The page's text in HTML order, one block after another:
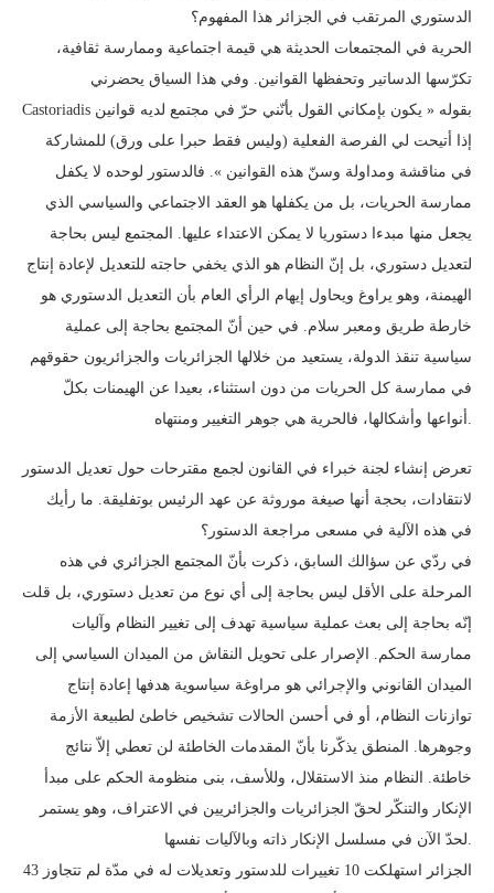
الدستوري المرتقب في الجزائر هذا المفهوم؟
الحرية في المجتمعات الحديثة هي قيمة اجتماعية وممارسة ثقافية،
تكرّسها الدساتير وتحفظها القوانين. وفي هذا السياق يحضرني
Castoriadis بقوله « يكون بإمكاني القول بأنّني حرّ في مجتمع لديه قوانين
إذا أتيحت لي الفرصة الفعلية (وليس فقط حبرا على ورق) للمشاركة
في مناقشة ومداولة وسنّ هذه القوانين ». فالدستور لوحده لا يكفل
ممارسة الحريات، بل من يكفلها هو العقد الاجتماعي والسياسي الذي
يجعل منها مبدءا دستوريا لا يمكن الاعتداء عليها. المجتمع ليس بحاجة
لتعديل دستوري، بل إنّ النظام هو الذي يخفي حاجته للتعديل لإعادة إنتاج
الهيمنة، وهو يراوغ ويحاول إيهام الرأي العام بأن التعديل الدستوري هو
خارطة طريق ومعبر سلام. في حين أنّ المجتمع بحاجة إلى عملية
سياسية تنقذ الدولة، يستعيد من خلالها الجزائريات والجزائريون حقوقهم
في ممارسة كل الحريات من دون استثناء، بعيدا عن الهيمنات بكلّ
أنواعها وأشكالها، فالحرية هي جوهر التغيير ومنتهاه.
تعرض إنشاء لجنة خبراء في القانون لجمع مقترحات حول تعديل الدستور
لانتقادات، بحجة أنها صيغة موروثة عن عهد الرئيس بوتفليقة. ما رأيك
في هذه الآلية في مسعى مراجعة الدستور؟
في ردّي عن سؤالك السابق، ذكرت بأنّ المجتمع الجزائري في هذه
المرحلة على الأقل ليس بحاجة إلى أي نوع من تعديل دستوري، بل قلت
إنّه بحاجة إلى بعث عملية سياسية تهدف إلى تغيير النظام وآليات
ممارسة الحكم. الإصرار على تحويل النقاش من الميدان السياسي إلى
الميدان القانوني والإجرائي هو مراوغة سياسوية هدفها إعادة إنتاج
توازنات النظام، أو في أحسن الحالات تشخيص خاطئ لطبيعة الأزمة
وجوهرها. المنطق يذكّرنا بأنّ المقدمات الخاطئة لن تعطي إلاّ نتائج
خاطئة. النظام منذ الاستقلال، وللأسف، بنى منظومة الحكم على مبدأ
الإنكار والتنكّر لحقّ الجزائريات والجزائريين في الاعتراف، وهو يستمر
لحدّ الآن في مسلسل الإنكار ذاته وبالآليات نفسها.
الجزائر استهلكت 10 تغييرات للدستور وتعديلات له في مدّة لم تتجاوز 43